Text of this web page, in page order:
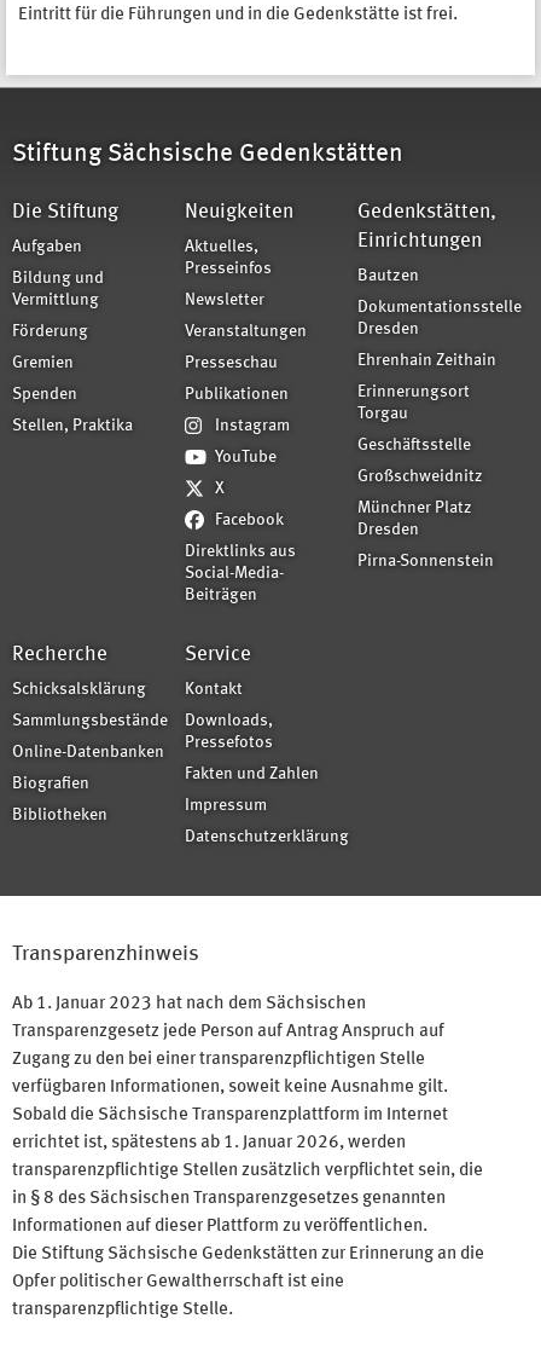
Eintritt für die Führungen und in die Gedenkstätte ist frei.
Stiftung Sächsische Gedenkstätten
Die Stiftung
Aufgaben
Bildung und
Vermittlung
Förderung
Gremien
Spenden
Stellen, Praktika
Neuigkeiten
Aktuelles,
Presseinfos
Newsletter
Veranstaltungen
Presseschau
Publikationen
Instagram
YouTube
X
Facebook
Direktlinks aus
Social-Media-
Beiträgen
Gedenkstätten,
Einrichtungen
Bautzen
Dokumentationsstelle
Dresden
Ehrenhain Zeithain
Erinnerungsort
Torgau
Geschäftsstelle
Großschweidnitz
Münchner Platz
Dresden
Pirna-Sonnenstein
Recherche
Schicksalsklärung
Sammlungsbestände
Online-Datenbanken
Biografien
Bibliotheken
Service
Kontakt
Downloads,
Pressefotos
Fakten und Zahlen
Impressum
Datenschutzerklärung
Transparenzhinweis
Ab 1. Januar 2023 hat nach dem Sächsischen
Transparenzgesetz jede Person auf Antrag Anspruch auf
Zugang zu den bei einer transparenzpflichtigen Stelle
verfügbaren Informationen, soweit keine Ausnahme gilt.
Sobald die Sächsische Transparenzplattform im Internet
errichtet ist, spätestens ab 1. Januar 2026, werden
transparenzpflichtige Stellen zusätzlich verpflichtet sein, die
in § 8 des Sächsischen Transparenzgesetzes genannten
Informationen auf dieser Plattform zu veröffentlichen.
Die Stiftung Sächsische Gedenkstätten zur Erinnerung an die
Opfer politischer Gewaltherrschaft ist eine
transparenzpflichtige Stelle.